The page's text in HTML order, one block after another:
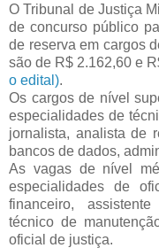
O Tribunal de Justiça
de concurso público
de reserva em cargos
são de R$ 2.162,60 e
o edital).
Os cargos de nível
especialidades de
jornalista, analista de
bancos de dados,
As vagas de nível
especialidades de
financeiro,
técnico de
oficial de justiça.